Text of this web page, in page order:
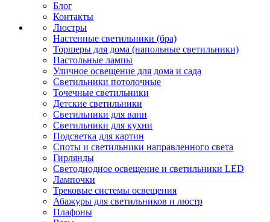
Блог
Контакты
Люстры
Настенные светильники (бра)
Торшеры для дома (напольные светильники)
Настольные лампы
Уличное освещение для дома и сада
Светильники потолочные
Точечные светильники
Детские светильники
Светильники для ванн
Светильники для кухни
Подсветка для картин
Споты и светильники направленного света
Гирлянды
Светодиодное освещение и светильники LED
Лампочки
Трековые системы освещения
Абажуры для светильников и люстр
Плафоны